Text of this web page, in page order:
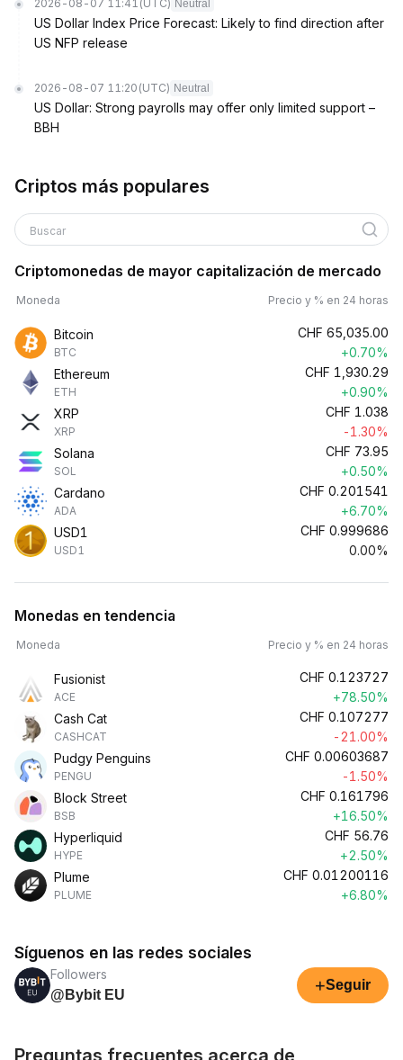
2026-08-07 11:41 (UTC) Neutral
US Dollar Index Price Forecast: Likely to find direction after
US NFP release
2026-08-07 11:20 (UTC) Neutral
US Dollar: Strong payrolls may offer only limited support –
BBH
Criptos más populares
Buscar
Criptomonedas de mayor capitalización de mercado
Moneda Precio y % en 24 horas
Bitcoin
BTC
CHF 65,035.00
+0.70%
Ethereum
ETH
CHF 1,930.29
+0.90%
XRP
XRP
CHF 1.038
-1.30%
Solana
SOL
CHF 73.95
+0.50%
Cardano
ADA
CHF 0.201541
+6.70%
USD1
USD1
CHF 0.999686
0.00%
Monedas en tendencia
Moneda Precio y % en 24 horas
Fusionist
ACE
CHF 0.123727
+78.50%
Cash Cat
CASHCAT
CHF 0.107277
-21.00%
Pudgy Penguins
PENGU
CHF 0.00603687
-1.50%
Block Street
BSB
CHF 0.161796
+16.50%
Hyperliquid
HYPE
CHF 56.76
+2.50%
Plume
PLUME
CHF 0.01200116
+6.80%
Síguenos en las redes sociales
Followers
@Bybit EU
+Seguir
Preguntas frecuentes acerca de